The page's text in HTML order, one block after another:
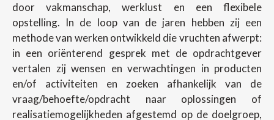
door vakmanschap, werklust en een flexibele
opstelling. In de loop van de jaren hebben zij een
methode van werken ontwikkeld die vruchten afwerpt:
in een oriënterend gesprek met de opdrachtgever
vertalen zij wensen en verwachtingen in producten
en/of activiteiten en zoeken afhankelijk van de
vraag/behoefte/opdracht naar oplossingen of
realisatiemogelijkheden afgestemd op de doelgroep,